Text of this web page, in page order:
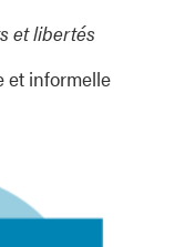
et libertés
et informelle